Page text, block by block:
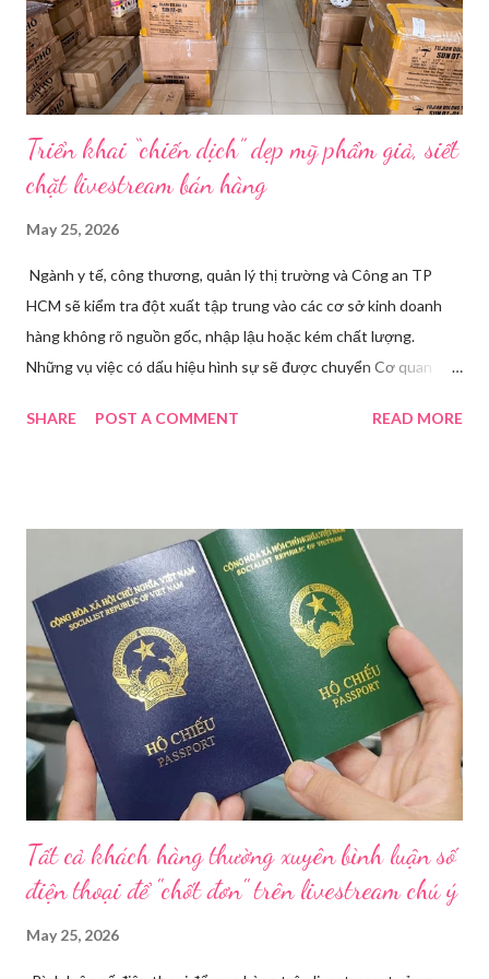
hội Mùa đông. “Người già như tụi ông không hiểu mấy cái này...
Triển khai “chiến dịch” dẹp mỹ phẩm giả, siết
chặt livestream bán hàng
May 25, 2026
Ngành y tế, công thương, quản lý thị trường và Công an TP
HCM sẽ kiểm tra đột xuất tập trung vào các cơ sở kinh doanh
hàng không rõ nguồn gốc, nhập lậu hoặc kém chất lượng.
Những vụ việc có dấu hiệu hình sự sẽ được chuyển Cơ quan
Hoài Nam đã ký ban hành Kế hoạch số 4316/KH-SYT về việc
trạng kinh doanh mỹ phẩm thật - giả lẫn lộn. Để chấn chỉnh, Sở Y
tế TP HCM sẽ phối hợp với các sở, ngành và chính quyền địa
phương tăng cường kiểm tra, giám sát. Đợt này, Phòng Nghiệp
vụ Dược sẽ tham mưu Giám đốc Sở Y tế thành lập Tổ công tác
về mỹ phẩm. Cơ quan Cảnh sát điều tra Công an TP HCM vừa
triệt phá đường dây sản xuất, buôn bán mỹ phẩm giả quy mô
lớn, hoạt động tinh vi ngay giữa khu dân cư ở phường Tân Tạo.
Bên cạnh đó, Sở Y tế sẽ công khai danh ...
SHARE POST A COMMENT READ MORE
Tất cả khách hàng thường xuyên bình luận số
điện thoại để "chốt đơn" trên livestream chú ý
May 25, 2026